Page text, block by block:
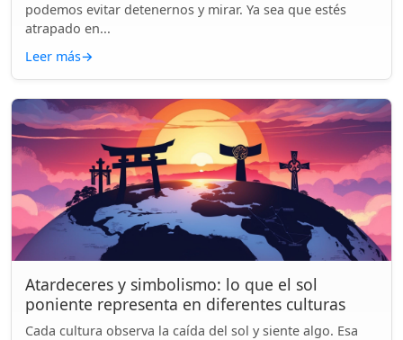
podemos evitar detenernos y mirar. Ya sea que estés
atrapado en...
Leer más→
Atardeceres y simbolismo: lo que el sol
poniente representa en diferentes culturas
Cada cultura observa la caída del sol y siente algo. Esa